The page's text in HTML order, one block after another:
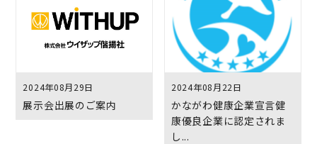
2024年08月29日
展示会出展のご案内
2024年08月22日
かながわ健康企業宣言健
康優良企業に認定されま
し...